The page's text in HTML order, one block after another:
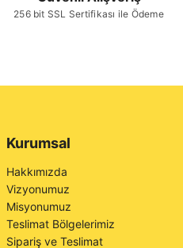
256 bit SSL Sertifikası ile Ödeme
Kurumsal
Hakkımızda
Vizyonumuz
Misyonumuz
Teslimat Bölgelerimiz
Sipariş ve Teslimat